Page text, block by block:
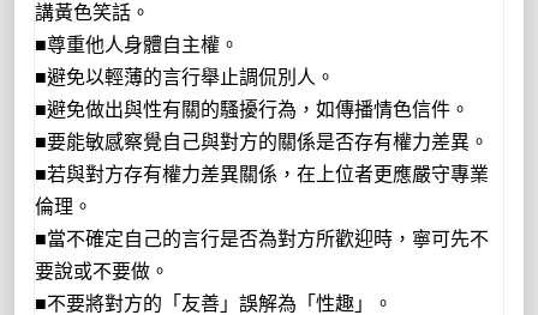
講黃色笑話。
■尊重他人身體自主權。
■避免以輕薄的言行舉止調侃別人。
■避免做出與性有關的騷擾行為，如傳播情色信件。
■要能敏感察覺自己與對方的關係是否存有權力差異。
■若與對方存有權力差異關係，在上位者更應嚴守專業
倫理。
■當不確定自己的言行是否為對方所歡迎時，寧可先不
要說或不要做。
■不要將對方的「友善」誤解為「性趣」。